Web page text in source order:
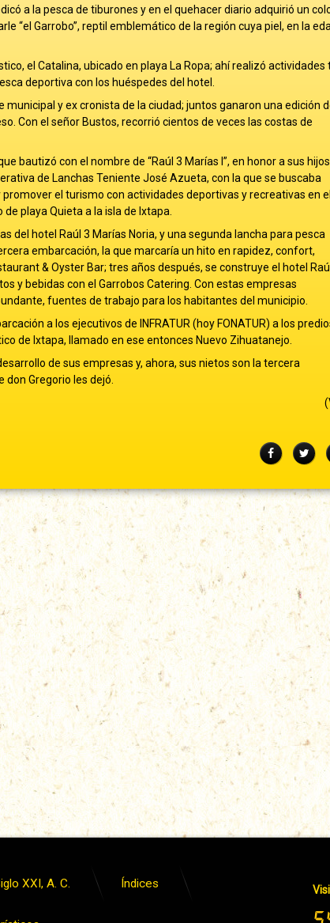
a la pesca de tiburones y en el quehacer diario adquirió un
“el Garrobo”, reptil emblemático de la región cuya piel, en la
el Catalina, ubicado en playa La Ropa; ahí realizó actividades
deportiva con los huéspedes del hotel.
y ex cronista de la ciudad; juntos ganaron una edición
Con el señor Bustos, recorrió cientos de veces las costas de
bautizó con el nombre de “Raúl 3 Marías I”, en honor a sus hijos.
de Lanchas Teniente José Azueta, con la que se buscaba
el turismo con actividades deportivas y recreativas en el
playa Quieta a la isla de Ixtapa.
del hotel Raúl 3 Marías Noria, y una segunda lancha para pesca
embarcación, la que marcaría un hito en rapidez, confort,
& Oyster Bar; tres años después, se construye el hotel
y bebidas con el Garrobos Catering. Con estas empresas
fuentes de trabajo para los habitantes del municipio.
a los ejecutivos de INFRATUR (hoy FONATUR) a los
de Ixtapa, llamado en ese entonces Nuevo Zihuatanejo.
de sus empresas y, ahora, sus nietos son la tercera
Gregorio les dejó.
Facebook
XXI, A. C. Índices
de